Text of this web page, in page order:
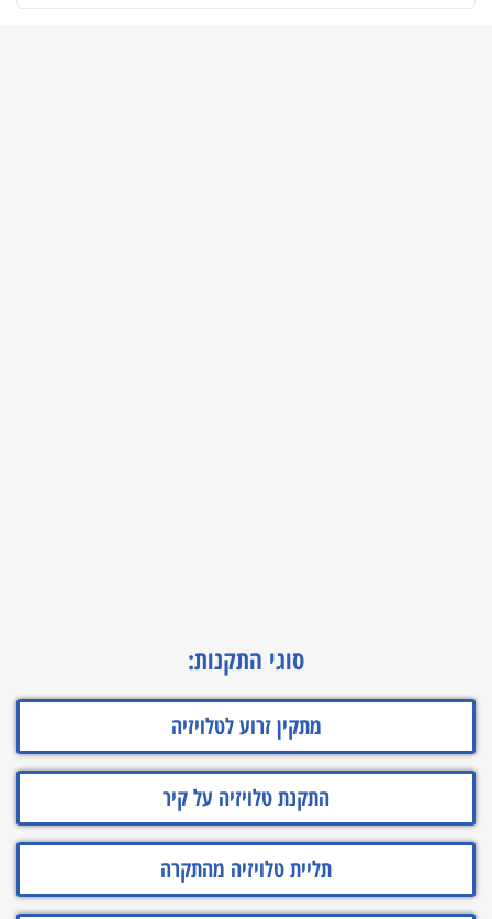
סוגי התקנות:
מתקין זרוע לטלויזיה
התקנת טלויזיה על קיר
תליית טלויזיה מהתקרה